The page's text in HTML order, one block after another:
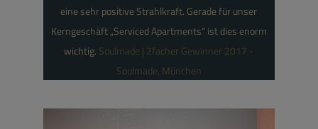
eine sehr positive Strahlkraft. Gerade für unser
Kerngeschäft „Serviced Apartments“ ist dies enorm
wichtig. Soulmade | 2facher Gewinner 2017 -
Soulmade, München
Special Award